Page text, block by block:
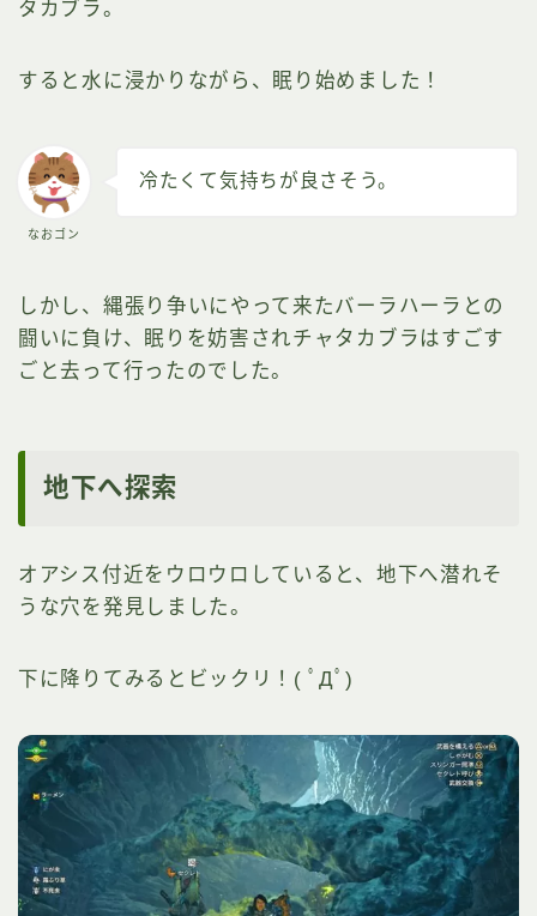
タカブラ。
すると水に浸かりながら、眠り始めました！
なおゴン
冷たくて気持ちが良さそう。
しかし、縄張り争いにやって来たバーラハーラとの
闘いに負け、眠りを妨害されチャタカブラはすごす
ごと去って行ったのでした。
地下へ探索
オアシス付近をウロウロしていると、地下へ潜れそ
うな穴を発見しました。
下に降りてみるとビックリ！( ﾟДﾟ)